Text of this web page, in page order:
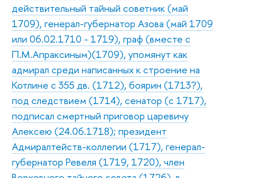
действительный тайный советник (май
1709), генерал-губернатор Азова (май 1709
или 06.02.1710 - 1719), граф (вместе с
П.М.Апраксиным)(1709), упомянут как
адмирал среди написанных к строение на
Котлине с 355 дв. (1712), боярин (1713?),
под следствием (1714), сенатор (с 1717),
подписал смертный приговор царевичу
Алексею (24.06.1718); президент
Адмиралтейств-коллегии (1717), генерал-
губернатор Ревеля (1719, 1720), член